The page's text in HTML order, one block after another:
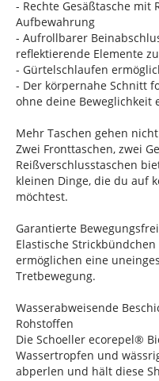
- Rechte Gesäßtasche mit
Aufbewahrung
- Aufrollbarer
reflektierende Elemente
- Gürtelschlaufen
- Der körpernahe Schnitt
ohne deine Beweglichkeit
Mehr Taschen gehen nicht
Zwei Fronttaschen, zwei
Reißverschlusstaschen
kleinen Dinge, die du auf
möchtest.
Garantierte
Elastische
ermöglichen eine
Tretbewegung.
Wasserabweisende
Rohstoffen
Die Schoeller ecorepel®
Wassertropfen und
abperlen und hält diese